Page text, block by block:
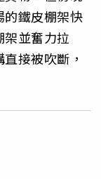
的鐵皮棚架快
並奮力拉
接被吹斷，